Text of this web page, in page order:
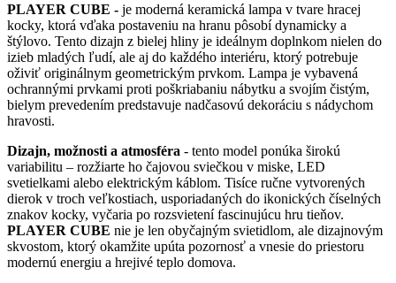
through
37,00€
má
viacero
variantov.
Možnosti
si
môžete
vybrať
produktu.
PLAYER CUBE - je moderná keramická lampa v tvare hracej
kocky, ktorá vďaka postaveniu na hranu pôsobí dynamicky a
štýlovo. Tento dizajn z bielej hliny je ideálnym doplnkom nielen do
izieb mladých ľudí, ale aj do každého interiéru, ktorý potrebuje
oživiť originálnym geometrickým prvkom. Lampa je vybavená
ochrannými prvkami proti poškriabaniu nábytku a svojím čistým,
bielym prevedením predstavuje nadčasovú dekoráciu s nádychom
hravosti.
Dizajn, možnosti a atmosféra - tento model ponúka širokú
variabilitu – rozžiarte ho čajovou sviečkou v miske, LED
svetielkami alebo elektrickým káblom. Tisíce ručne vytvorených
dierok v troch veľkostiach, usporiadaných do ikonických číselných
znakov kocky, vyčaria po rozsvietení fascinujúcu hru tieňov.
PLAYER CUBE nie je len obyčajným svietidlom, ale dizajnovým
skvostom, ktorý okamžite upúta pozornosť a vnesie do priestoru
modernú energiu a hrejivé teplo domova.